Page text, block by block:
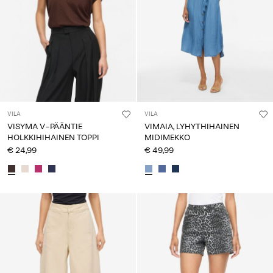
VILA
VISYMA V-PÄÄNTIE
HOLKKIHIHAINEN TOPPI
€ 24,99
VILA
VIMAIA, LYHYTHIHAINEN
MIDIMEKKO
€ 49,99